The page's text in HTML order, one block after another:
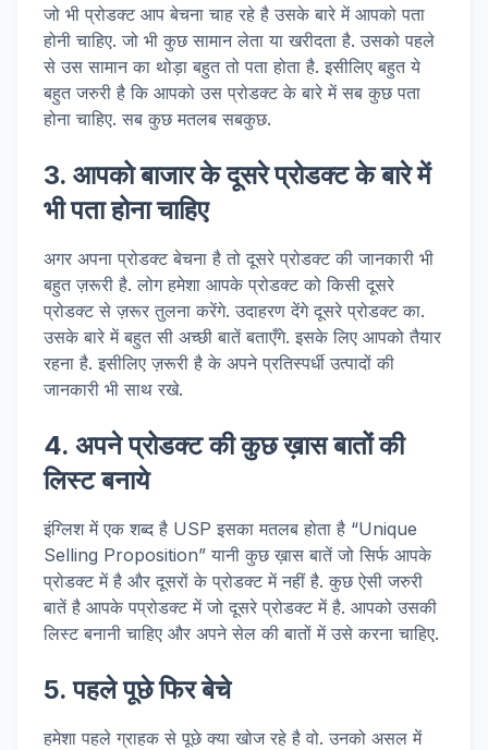
जो भी प्रोडक्ट आप बेचना चाह रहे है उसके बारे में आपको पता
होनी चाहिए. जो भी कुछ सामान लेता या खरीदता है. उसको पहले
से उस सामान का थोड़ा बहुत तो पता होता है. इसीलिए बहुत ये
बहुत जरुरी है कि आपको उस प्रोडक्ट के बारे में सब कुछ पता
होना चाहिए. सब कुछ मतलब सबकुछ.
3. आपको बाजार के दूसरे प्रोडक्ट के बारे में
भी पता होना चाहिए
अगर अपना प्रोडक्ट बेचना है तो दूसरे प्रोडक्ट की जानकारी भी
बहुत ज़रूरी है. लोग हमेशा आपके प्रोडक्ट को किसी दूसरे
प्रोडक्ट से ज़रूर तुलना करेंगे. उदाहरण देंगे दूसरे प्रोडक्ट का.
उसके बारे में बहुत सी अच्छी बातें बताएँगे. इसके लिए आपको तैयार
रहना है. इसीलिए ज़रूरी है के अपने प्रतिस्पर्धी उत्पादों की
जानकारी भी साथ रखे.
4. अपने प्रोडक्ट की कुछ ख़ास बातों की
लिस्ट बनाये
इंग्लिश में एक शब्द है USP इसका मतलब होता है “Unique
Selling Proposition” यानी कुछ ख़ास बातें जो सिर्फ आपके
प्रोडक्ट में है और दूसरों के प्रोडक्ट में नहीं है. कुछ ऐसी जरुरी
बातें है आपके पप्रोडक्ट में जो दूसरे प्रोडक्ट में है. आपको उसकी
लिस्ट बनानी चाहिए और अपने सेल की बातों में उसे करना चाहिए.
5. पहले पूछे फिर बेचे
हमेशा पहले ग्राहक से पूछे क्या खोज रहे है वो. उनको असल में